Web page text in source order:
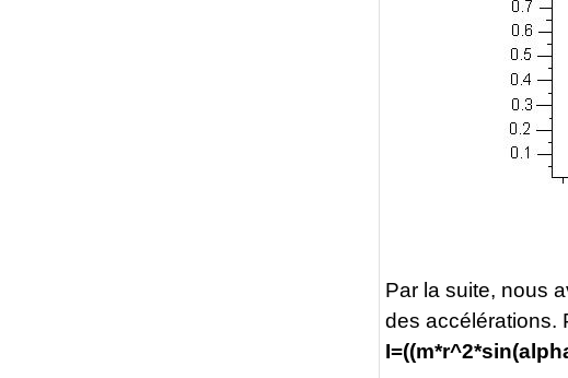
Par la suite, nous
des accélérations.